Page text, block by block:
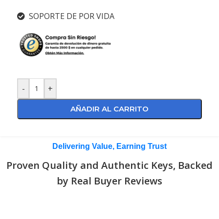
SOPORTE DE POR VIDA
- +
AÑADIR AL CARRITO
Delivering Value, Earning Trust
Proven Quality and Authentic Keys, Backed
by Real Buyer Reviews